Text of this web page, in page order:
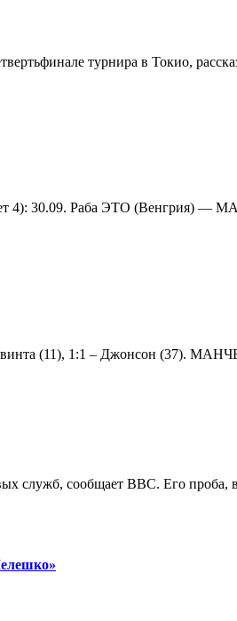
турнира в Токио,
4): 30.09. Раба ЭТО (Венгрия)
(11), 1:1 – Джонсон (37).
служб, сообщает BBC. Его проба,